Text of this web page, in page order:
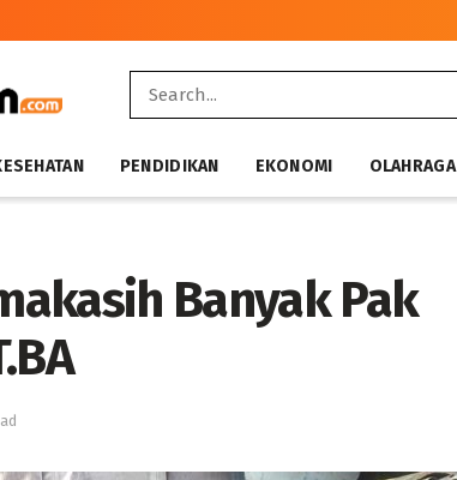
PENDIDIKAN EKONOMI OLAHRAGA
Banyak Pak